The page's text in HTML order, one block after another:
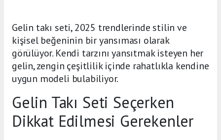
Gelin takı seti, 2025 trendlerinde stilin ve
kişisel beğeninin bir yansıması olarak
görülüyor. Kendi tarzını yansıtmak isteyen her
gelin, zengin çeşitlilik içinde rahatlıkla kendine
uygun modeli bulabiliyor.
Gelin Takı Seti Seçerken
Dikkat Edilmesi Gerekenler